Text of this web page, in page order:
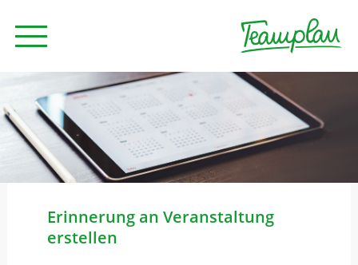
Seminare und Trainings
Beratung
Unternehmen
Erinnerung an Veranstaltung
erstellen